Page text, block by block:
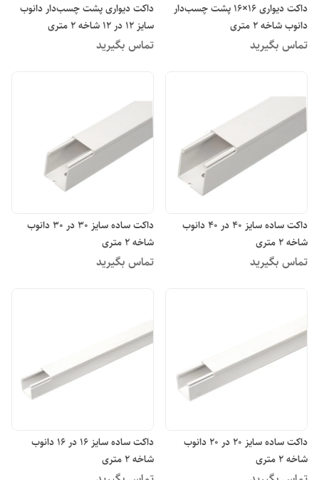
داکت دیواری 16×16 پشت چسب‌دار
دانوب شاخه 2 متری
تماس بگیرید
داکت دیواری پشت چسب‌دار دانوب
سایز 12 در 12 شاخه 2 متری
تماس بگیرید
داکت ساده سایز 40 در 40 دانوب
شاخه 2 متری
تماس بگیرید
داکت ساده سایز 30 در 30 دانوب
شاخه 2 متری
تماس بگیرید
داکت ساده سایز 20 در 20 دانوب
شاخه 2 متری
داکت ساده سایز 16 در 16 دانوب
شاخه 2 متری